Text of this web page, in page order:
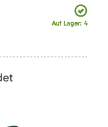
Auf Lager: 4